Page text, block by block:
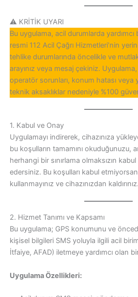
⚠️ KRİTİK UYARI
Bu uygulama, acil durumlarda yardımcı
resmi 112 Acil Çağrı Hizmetleri’nin
tehlike durumlarında öncelikle ve
arayınız veya mesaj çekiniz.
operatör sorunları, konum hatası veya
teknik aksaklıklar nedeniyle %100
1. Kabul ve Onay
Uygulamayı indirerek, cihazınıza
bu koşulların tamamını okuduğunuzu,
herhangi bir sınırlama olmaksızın
edersiniz. Bu koşulları kabul
kullanmayınız ve cihazınızdan kaldırınız.
2. Hizmet Tanımı ve Kapsamı
Bu uygulama; GPS konumunu ve
kişisel bilgileri SMS yoluyla ilgili acil
İtfaiye, AFAD) iletmeye yardımcı olan bir
Uygulama Özellikleri: